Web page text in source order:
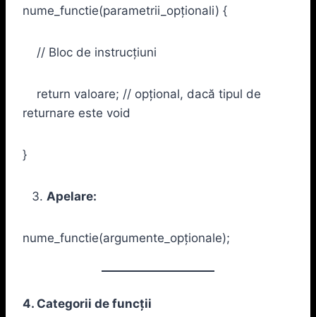
nume_functie(parametrii_opționali) {
// Bloc de instrucțiuni
return valoare; // opțional, dacă tipul de
returnare este void
}
Apelare:
nume_functie(argumente_opționale);
4. Categorii de funcții